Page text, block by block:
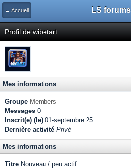
← Accueil LS forums
Profil de wibetart
Mes informations
Groupe Members
Messages 0
Inscrit(e) (le) 01-septembre 25
Dernière activité Privé
Mes informations
Titre Nouveau / peu actif